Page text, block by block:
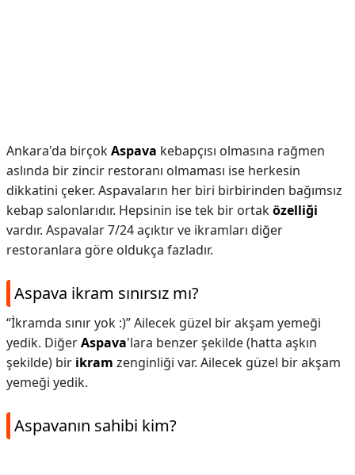
Ankara'da birçokAspava kebapçısı olmasına rağmen
aslında bir zincir restoranı olmaması ise herkesin
dikkatini çeker. Aspavaların her biri birbirinden bağımsız
kebap salonlarıdır. Hepsinin ise tek bir ortaközelliği
vardır. Aspavalar 7/24 açıktır ve ikramları diğer
restoranlara göre oldukça fazladır.
Aspava ikram sınırsız mı?
“İkramda sınır yok :)” Ailecek güzel bir akşam yemeği
yedik. DiğerAspava'lara benzer şekilde (hatta aşkın
şekilde) bir ikram zenginliği var. Ailecek güzel bir akşam
yemeği yedik.
Aspavanın sahibi kim?